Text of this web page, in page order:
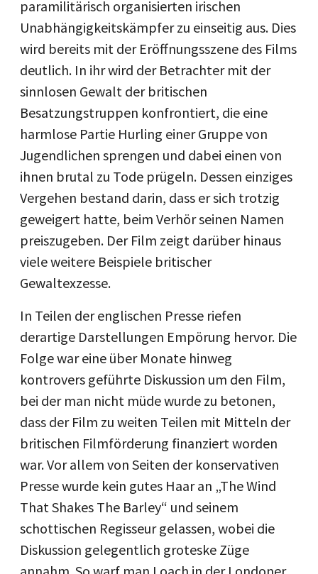
paramilitärisch organisierten irischen
Unabhängigkeitskämpfer zu einseitig aus. Dies
wird bereits mit der Eröffnungsszene des Films
deutlich. In ihr wird der Betrachter mit der
sinnlosen Gewalt der britischen
Besatzungstruppen konfrontiert, die eine
harmlose Partie Hurling einer Gruppe von
Jugendlichen sprengen und dabei einen von
ihnen brutal zu Tode prügeln. Dessen einziges
Vergehen bestand darin, dass er sich trotzig
geweigert hatte, beim Verhör seinen Namen
preiszugeben. Der Film zeigt darüber hinaus
viele weitere Beispiele britischer
Gewaltexzesse.
In Teilen der englischen Presse riefen
derartige Darstellungen Empörung hervor. Die
Folge war eine über Monate hinweg
kontrovers geführte Diskussion um den Film,
bei der man nicht müde wurde zu betonen,
dass der Film zu weiten Teilen mit Mitteln der
britischen Filmförderung finanziert worden
war. Vor allem von Seiten der konservativen
Presse wurde kein gutes Haar an „The Wind
That Shakes The Barley“ und seinem
schottischen Regisseur gelassen, wobei die
Diskussion gelegentlich groteske Züge